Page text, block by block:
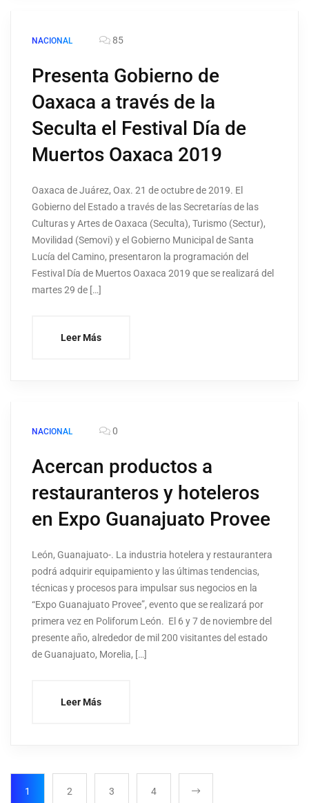
NACIONAL 85
Presenta Gobierno de
Oaxaca a través de la
Seculta el Festival Día de
Muertos Oaxaca 2019
Oaxaca de Juárez, Oax. 21 de octubre de 2019. El
Gobierno del Estado a través de las Secretarías de las
Culturas y Artes de Oaxaca (Seculta), Turismo (Sectur),
Movilidad (Semovi) y el Gobierno Municipal de Santa
Lucía del Camino, presentaron la programación del
Festival Día de Muertos Oaxaca 2019 que se realizará del
martes 29 de […]
Leer Más
NACIONAL 0
Acercan productos a
restauranteros y hoteleros
en Expo Guanajuato Provee
León, Guanajuato-. La industria hotelera y restaurantera
podrá adquirir equipamiento y las últimas tendencias,
técnicas y procesos para impulsar sus negocios en la
“Expo Guanajuato Provee”, evento que se realizará por
primera vez en Poliforum León. El 6 y 7 de noviembre del
presente año, alrededor de mil 200 visitantes del estado
de Guanajuato, Morelia, […]
Leer Más
1 2 3 4